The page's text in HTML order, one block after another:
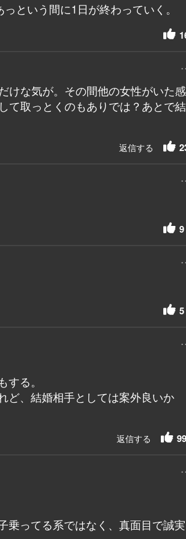
という間に1日が終わっていく。
けな気が。その間他の女性がいた感
て取っとくのもありでは？あとで結
返信する
9
5
る。
ど、結婚相手としては案外良いか
返信する
乗ってる系ではなく、真面目で誠実